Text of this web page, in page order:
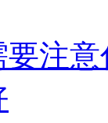
注意